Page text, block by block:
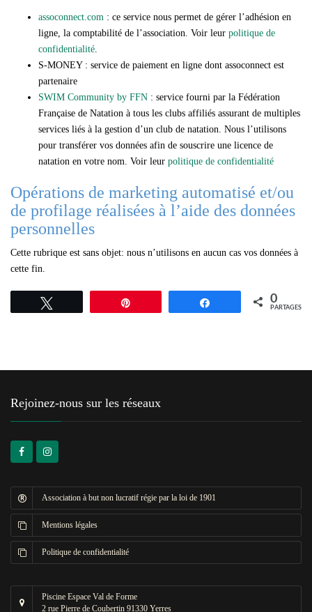
assoconnect.com : ce service nous permet de gérer l’adhésion en
ligne, la comptabilité de l’association. Voir leur politique de
confidentialité.
S-MONEY : service de paiement en ligne dont assoconnect est
partenaire
SWIM Community by FFN : service fourni par la Fédération
Française de Natation à tous les clubs affiliés assurant de multiples
services liés à la gestion d’un club de natation. Nous l’utilisons
pour transférer vos données afin de souscrire une licence de
natation en votre nom. Voir leur politique de confidentialité
Opérations de marketing automatisé et/ou
de profilage réalisées à l’aide des données
personnelles
Cette rubrique est sans objet: nous n’utilisons en aucun cas vos données à
cette fin.
Partagez 0
PARTAGES
Rejoinez-nous sur les réseaux
Association à but non lucratif régie par la loi de 1901
Mentions légales
Politique de confidentialité
Piscine Espace Val de Forme
2 rue Pierre de Coubertin 91330 Yerres